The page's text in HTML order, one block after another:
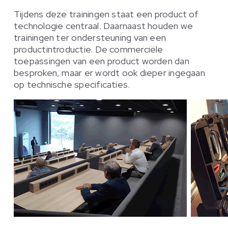
Tijdens deze trainingen staat een product of
technologie centraal. Daarnaast houden we
trainingen ter ondersteuning van een
productintroductie. De commerciële
toepassingen van een product worden dan
besproken, maar er wordt ook dieper ingegaan
op technische specificaties.